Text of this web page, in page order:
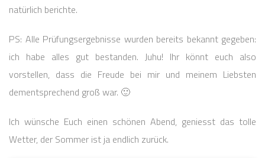
natürlich berichte.
PS: Alle Prüfungsergebnisse wurden bereits bekannt gegeben:
ich habe alles gut bestanden. Juhu! Ihr könnt euch also
vorstellen, dass die Freude bei mir und meinem Liebsten
dementsprechend groß war. 🙂
Ich wünsche Euch einen schönen Abend, geniesst das tolle
Wetter, der Sommer ist ja endlich zurück.